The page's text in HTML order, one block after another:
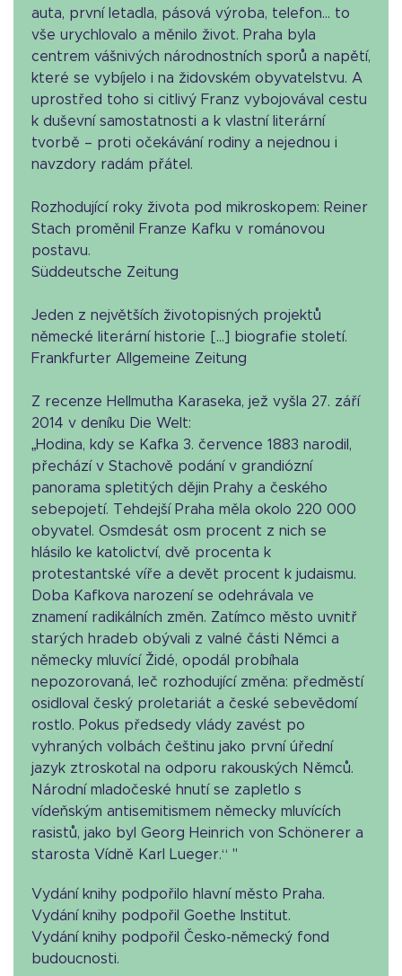
auta, první letadla, pásová výroba, telefon... to
vše urychlovalo a měnilo život. Praha byla
centrem vášnivých národnostních sporů a napětí,
které se vybíjelo i na židovském obyvatelstvu. A
uprostřed toho si citlivý Franz vybojovával cestu
k duševní samostatnosti a k vlastní literární
tvorbě – proti očekávání rodiny a nejednou i
navzdory radám přátel.
Rozhodující roky života pod mikroskopem: Reiner
Stach proměnil Franze Kafku v románovou
postavu.
Süddeutsche Zeitung
Jeden z největších životopisných projektů
německé literární historie [...] biografie století.
Frankfurter Allgemeine Zeitung
Z recenze Hellmutha Karaseka, jež vyšla 27. září
2014 v deníku Die Welt:
„Hodina, kdy se Kafka 3. července 1883 narodil,
přechází v Stachově podání v grandiózní
panorama spletitých dějin Prahy a českého
sebepojetí. Tehdejší Praha měla okolo 220 000
obyvatel. Osmdesát osm procent z nich se
hlásilo ke katolictví, dvě procenta k
protestantské víře a devět procent k judaismu.
Doba Kafkova narození se odehrávala ve
znamení radikálních změn. Zatímco město uvnitř
starých hradeb obývali z valné části Němci a
německy mluvící Židé, opodál probíhala
nepozorovaná, leč rozhodující změna: předměstí
osidloval český proletariát a české sebevědomí
rostlo. Pokus předsedy vlády zavést po
vyhraných volbách češtinu jako první úřední
jazyk ztroskotal na odporu rakouských Němců.
Národní mladočeské hnutí se zapletlo s
vídeňským antisemitismem německy mluvících
rasistů, jako byl Georg Heinrich von Schönerer a
starosta Vídně Karl Lueger.“ "
Vydání knihy podpořilo hlavní město Praha.
Vydání knihy podpořil Goethe Institut.
Vydání knihy podpořil Česko-německý fond
budoucnosti.